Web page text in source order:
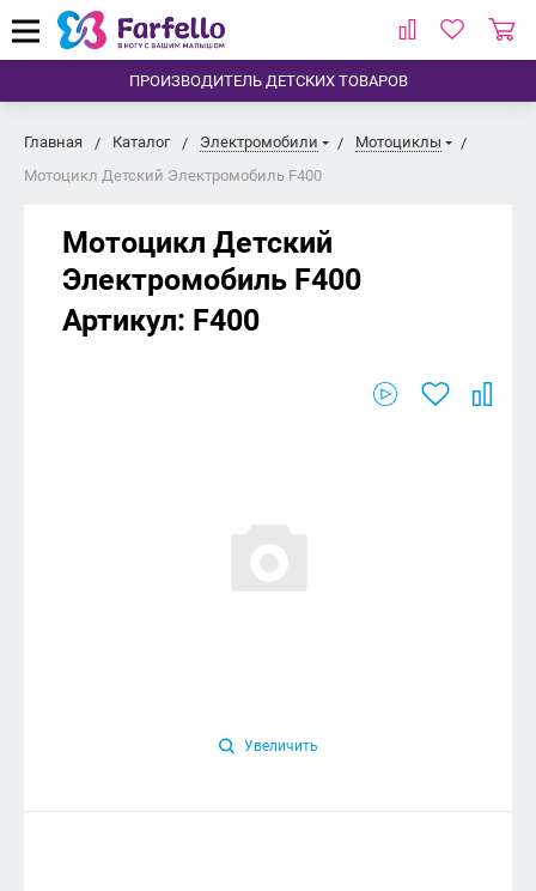
ПРОИЗВОДИТЕЛЬ ДЕТСКИХ ТОВАРОВ
Главная Каталог Электромобили
Мотоциклы
Мотоцикл Детский Электромобиль F400
Мотоцикл Детский
Электромобиль F400
Артикул: F400
Увеличить